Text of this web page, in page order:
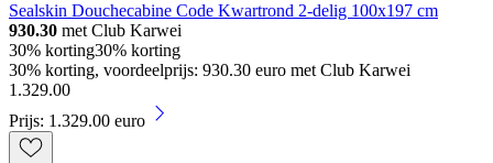
Sealskin Douchecabine Code Kwartrond 2-delig 100x197 cm
930.30 met Club Karwei
30% korting30% korting
30% korting, voordeelprijs: 930.30 euro met Club Karwei
1 .329.00
Prijs: 1.329.00 euro